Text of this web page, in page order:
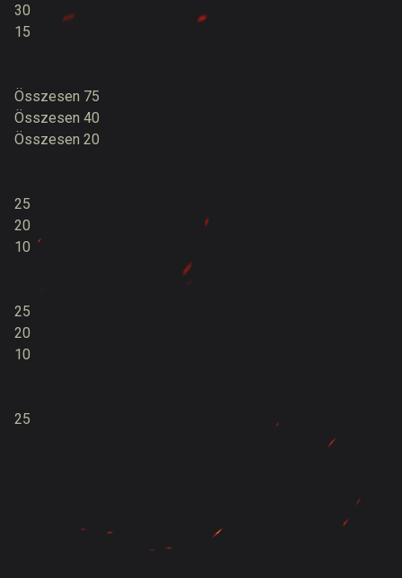
30
15
Összesen 75
Összesen 40
Összesen 20
25
20
10
25
20
10
25